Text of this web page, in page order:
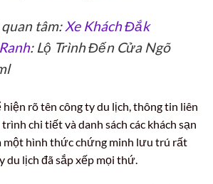
tâm:Xe Khách Đắk
: Lộ Trình Đến Cửa Ngõ
rõ tên công ty du lịch, thông tin liên
chi tiết và danh sách các khách sạn
một hình thức chứng minh lưu trú rất
du lịch đã sắp xếp mọi thứ.